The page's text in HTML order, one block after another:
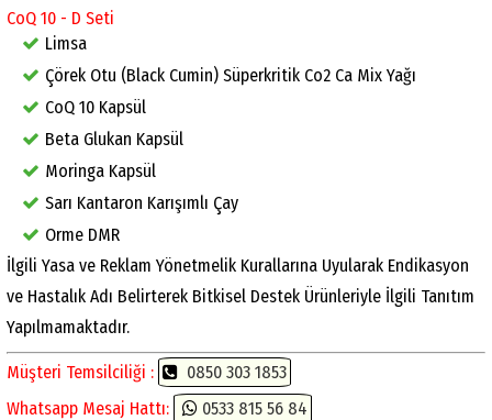
CoQ 10 - D Seti
Limsa
Çörek Otu (Black Cumin) Süperkritik Co2 Ca Mix Yağı
CoQ 10 Kapsül
Beta Glukan Kapsül
Moringa Kapsül
Sarı Kantaron Karışımlı Çay
Orme DMR
İlgili Yasa ve Reklam Yönetmelik Kurallarına Uyularak Endikasyon
ve Hastalık Adı Belirterek Bitkisel Destek Ürünleriyle İlgili Tanıtım
Yapılmamaktadır.
Müşteri Temsilciliği :
0850 303 1853
Whatsapp Mesaj Hattı:
0533 815 56 84